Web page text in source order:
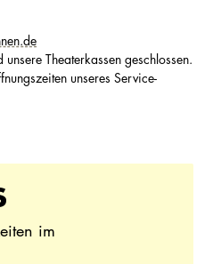
Theaterkassen geschlossen.
unseres Service-
im